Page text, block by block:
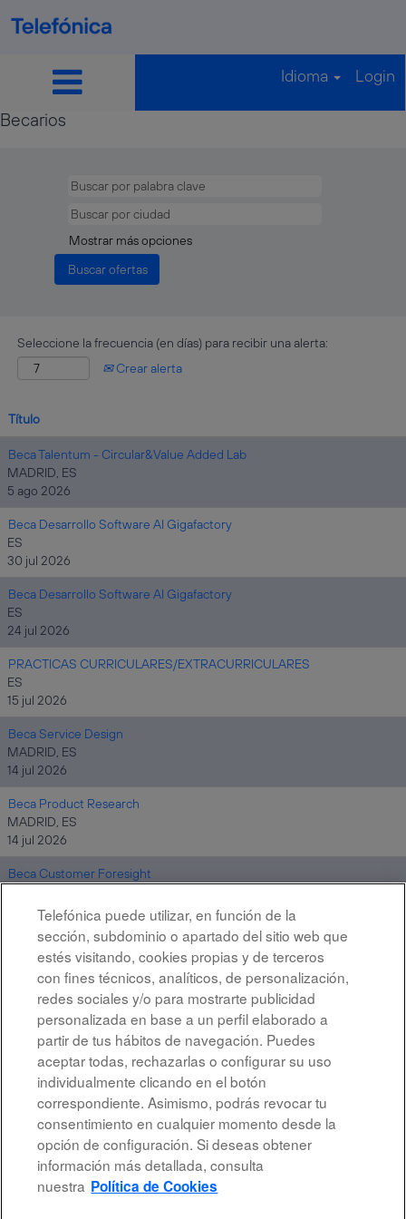
Idioma Login
Becarios
Becarios
Mostrar más opciones
Seleccione la frecuencia (en días) para recibir una alerta:
Crear alerta
Título
Beca Talentum - Circular&Value Added Lab
MADRID, ES
5 ago 2026
Beca Desarrollo Software AI Gigafactory
ES
30 jul 2026
Beca Desarrollo Software AI Gigafactory
ES
24 jul 2026
PRACTICAS CURRICULARES/EXTRACURRICULARES
ES
15 jul 2026
Beca Service Design
MADRID, ES
14 jul 2026
Beca Product Research
MADRID, ES
14 jul 2026
Beca Customer Foresight
14 jul 2026
Resultados
Aviso legal
Accesibilidad
Protección de datos
Telefónica puede utilizar, en función de la
sección, subdominio o apartado del sitio web que
estés visitando, cookies propias y de terceros
con fines técnicos, analíticos, de personalización,
redes sociales y/o para mostrarte publicidad
personalizada en base a un perfil elaborado a
partir de tus hábitos de navegación. Puedes
aceptar todas, rechazarlas o configurar su uso
individualmente clicando en el botón
correspondiente. Asimismo, podrás revocar tu
consentimiento en cualquier momento desde la
opción de configuración. Si deseas obtener
información más detallada, consulta
nuestra Política de Cookies